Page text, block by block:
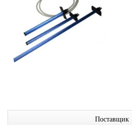
Поставщик